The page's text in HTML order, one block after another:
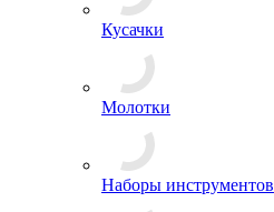
Кусачки
Молотки
Наборы инструментов